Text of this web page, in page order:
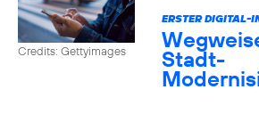
Credits: Gettyimages
ERSTER DIGITAL-
Stadt-